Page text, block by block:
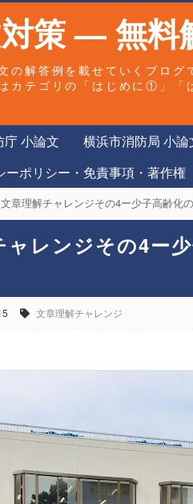
策 — 無料
の解答例を載せていくブロ
カテゴリの「はじめに①」
庁 小論文 横浜市消防局 小論
ーポリシー・免責事項・著作権
文章理解チャレンジその4ー少子高齢化
ャレンジその4ー
文章理解チャレンジ